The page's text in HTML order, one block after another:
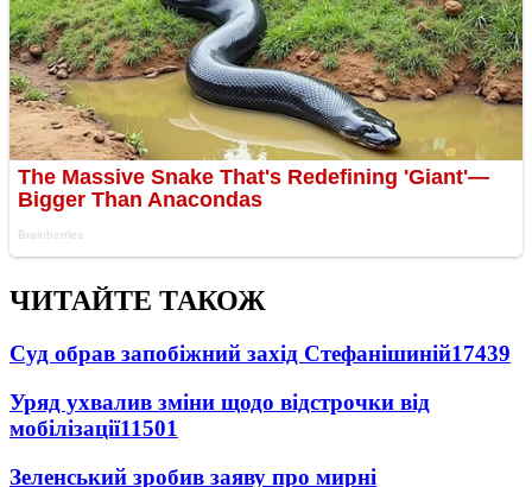
ЧИТАЙТЕ ТАКОЖ
Суд обрав запобіжний захід Стефанішиній17439
Уряд ухвалив зміни щодо відстрочки від
мобілізації11501
Зеленський зробив заяву про мирні